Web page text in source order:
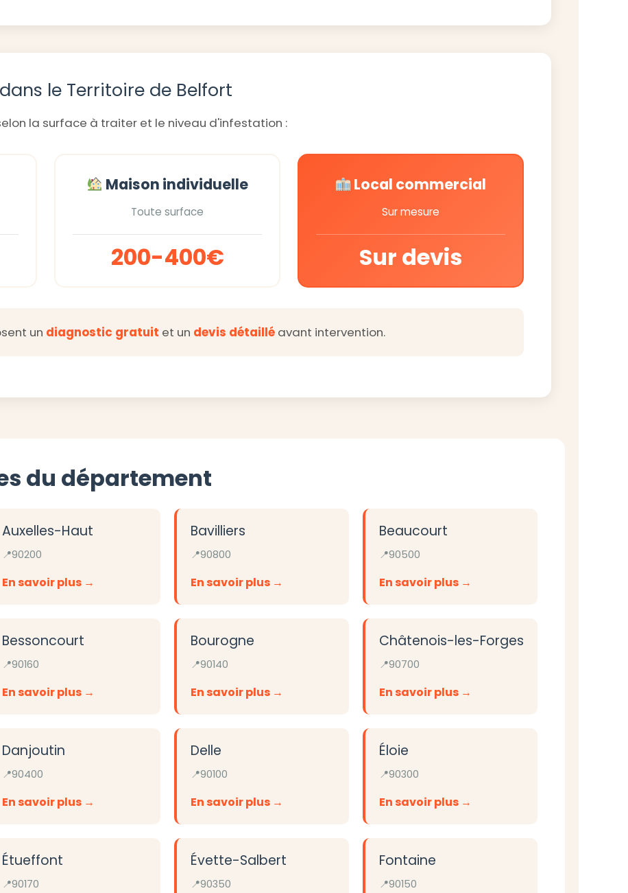
le Territoire de Belfort
la surface à traiter et le niveau d'infestation :
Maison individuelle
Toute surface
200-400€
Local commercial
Sur mesure
Sur devis
un diagnostic gratuit et un devis détaillé avant intervention.
du département
Auxelles-Haut
90200
En savoir plus
Bavilliers
90800
En savoir plus
Beaucourt
90500
En savoir plus
Bessoncourt
90160
En savoir plus
Bourogne
90140
En savoir plus
Châtenois-les-Forges
90700
En savoir plus
Danjoutin
90400
En savoir plus
Delle
90100
En savoir plus
Éloie
90300
En savoir plus
Étueffont
90170
Évette-Salbert
90350
Fontaine
90150